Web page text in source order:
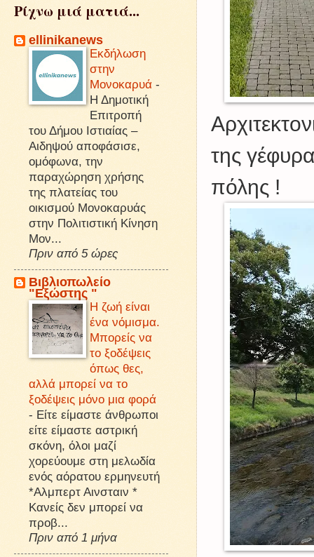
της
πόλης !
Ρίχνω μιά ματιά...
ellinikanews
Εκδήλωση
στην
Μονοκαρυά -
Η Δημοτική
Επιτροπή
του Δήμου Ιστιαίας –
Αιδηψού αποφάσισε,
ομόφωνα, την
παραχώρηση χρήσης
της πλατείας του
οικισμού Μονοκαρυάς
στην Πολιτιστική Κίνηση
Μον...
Πριν από 5 ώρες
Βιβλιοπωλείο
"Εξώστης "
Η ζωή είναι
ένα νόμισμα.
Μπορείς να
το ξοδέψεις
όπως θες,
αλλά μπορεί να το
ξοδέψεις μόνο μια φορά
- Είτε είμαστε άνθρωποι
είτε είμαστε αστρική
σκόνη, όλοι μαζί
χορεύουμε στη μελωδία
ενός αόρατου ερμηνευτή
*Αλμπερτ Αινσταιν *
Κανείς δεν μπορεί να
προβ...
Πριν από 1 μήνα